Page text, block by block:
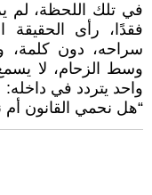
في تلك اللحظة، لم
فقدًا، رأى الحقيقة
سراحه، دون كلمة،
وسط الزحام، لا
واحد يتردد في داخله:
“هل نحمي القانون